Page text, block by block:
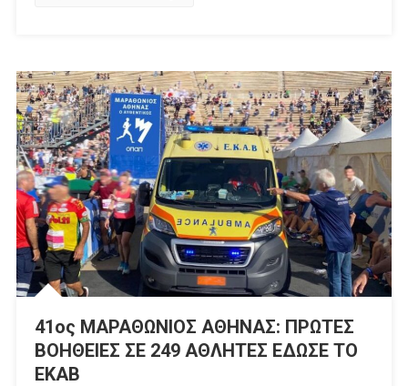
41ος ΜΑΡΑΘΩΝΙΟΣ ΑΘΗΝΑΣ: ΠΡΩΤΕΣ
ΒΟΗΘΕΙΕΣ ΣΕ 249 ΑΘΛΗΤΕΣ ΕΔΩΣΕ ΤΟ
ΕΚΑΒ